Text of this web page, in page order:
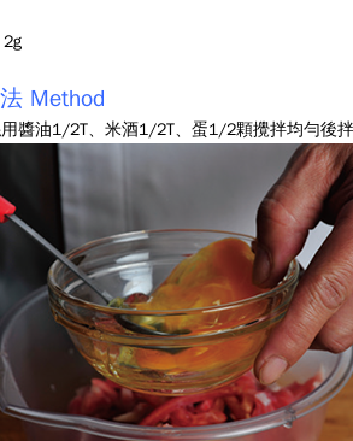
2g
Method
醬油1/2T、米酒1/2T、蛋1/2顆攪拌均勻後